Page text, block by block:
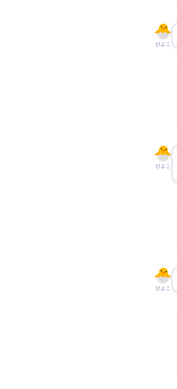
ひよこ
ひよこ
ひよこ